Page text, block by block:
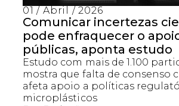
01 / Abril / 2026
Comunicar incertezas
pode enfraquecer o
públicas, aponta estudo
Estudo com mais de 1.100
mostra que falta de consenso
afeta apoio a políticas
microplásticos